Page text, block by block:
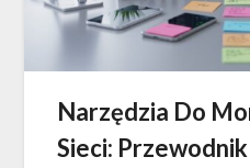
Narzędzia Do
Sieci: